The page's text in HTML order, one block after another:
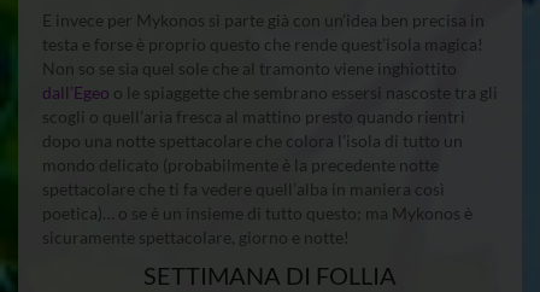
E invece per Mykonos si parte già con un’idea ben precisa in
testa e forse è proprio questo che rende quest’isola magica!
Non so se sia quel sole che al tramonto viene inghiottito
dall’Egeo o le spiaggette che sembrano essersi nascoste tra gli
scogli o quell’aria fresca al mattino presto quando rientri
dopo una notte spettacolare che colora l’isola di tutto un
mondo delicato (probabilmente è la precedente notte
spettacolare che ti fa vedere quell’alba in maniera così
poetica)… o se è un insieme di tutto questo; ma Mykonos è
sicuramente spettacolare, giorno e notte!
SETTIMANA DI FOLLIA